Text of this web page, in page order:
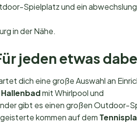
Spielplatz und ein
in der Nähe.
jeden etwas
dich eine große Auswahl an
mit Whirlpool und
gibt es einen großen Outdoor-
kommen auf dem